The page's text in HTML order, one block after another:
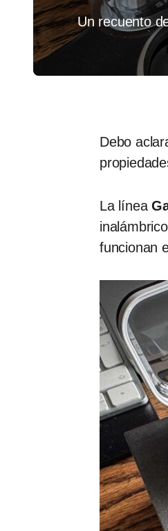
Un recuento
Debo
La línea
funcionan